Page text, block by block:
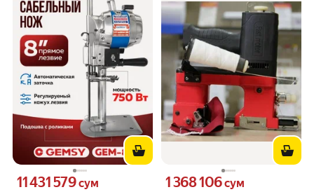
Цена 11431579 сум вместо
11 431 579сум Цена 1368106 сум вместо
1 368 106сум